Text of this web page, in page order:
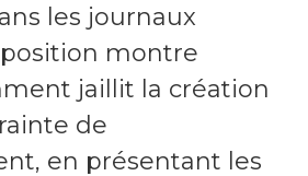
les journaux
montre
jaillit la création
de
en présentant les